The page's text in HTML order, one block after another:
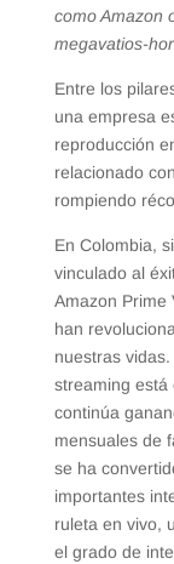
como Amazon
megavatios-
Entre los
una empresa
reproducción
relacionado
rompiendo
En Colombia,
vinculado al
Amazon Prime
han
nuestras
streaming está
continúa
mensuales de
se ha
importantes
ruleta en vivo,
el grado de